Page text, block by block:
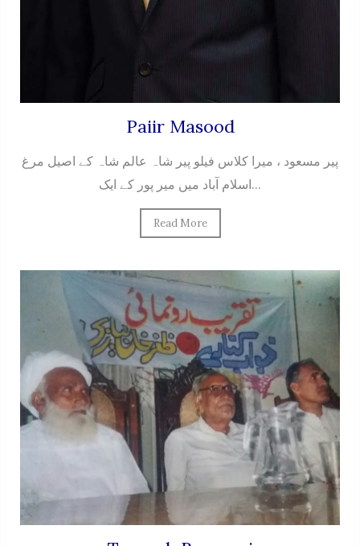
Paiir Masood
پیر مسعود ، میرا کلاس فیلو پیر شاہ عالم شاہ کے اصیل مرغ
اسلام آباد میں میر پور کے ایک...
Read More